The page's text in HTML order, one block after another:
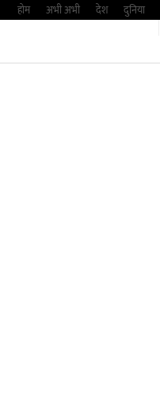
Skipहोम अभी अभी देश दुनिया